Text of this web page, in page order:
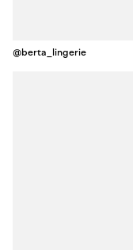
@berta_lingerie